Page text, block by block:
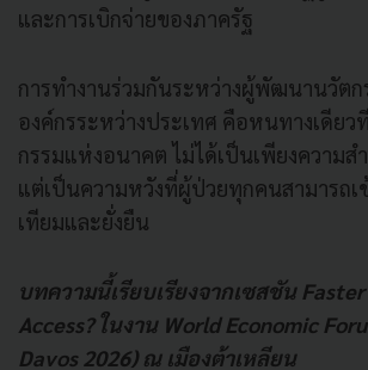
และการเบิกจ่ายของภาครัฐ
การทำงานร่วมกันระหว่างผู้พัฒนานวัตก
องค์กรระหว่างประเทศ คือหนทางเดีย
กรรมแห่งอนาคต ไม่ได้เป็นเพียงความส
แต่เป็นความหวังที่ผู้ป่วยทุกคนสามารถเ
เทียมและยั่งยืน
บทความนี้เรียบเรียงจากเซสชัน
Access? ในงาน World Economic
Davos 2026) ณ เมืองต้าเหลียน